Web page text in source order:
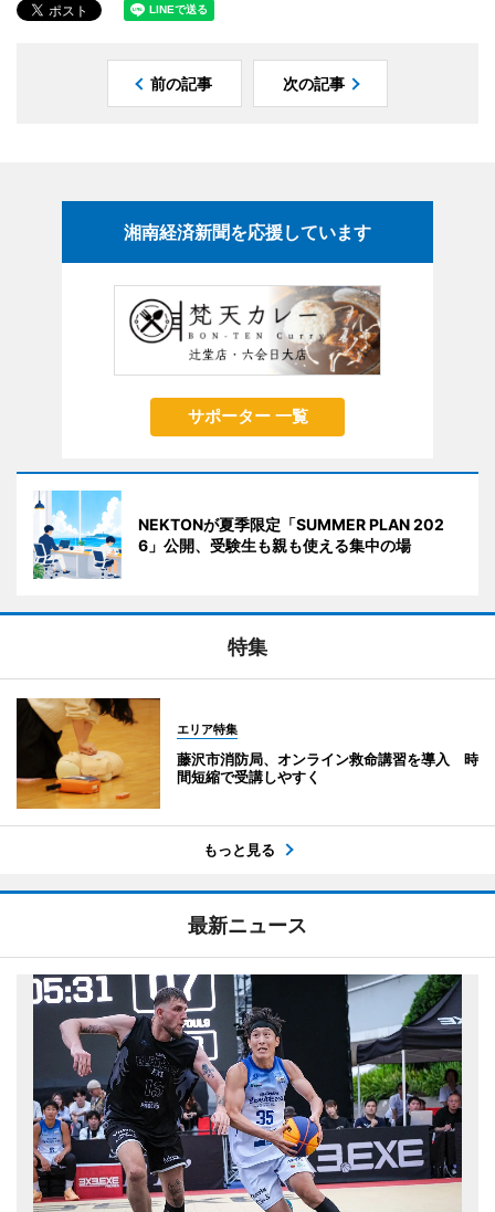
前の記事 次の記事
湘南経済新聞を応援しています
サポーター 一覧
NEKTONが夏季限定「SUMMER PLAN 202
6」公開、受験生も親も使える集中の場
特集
エリア特集
藤沢市消防局、オンライン救命講習を導入 時
間短縮で受講しやすく
もっと見る
最新ニュース